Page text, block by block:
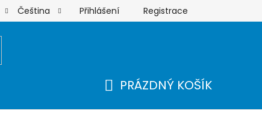
Moje objednávka
Čeština Přihlášení Registrace
PRÁZDNÝ KOŠÍK